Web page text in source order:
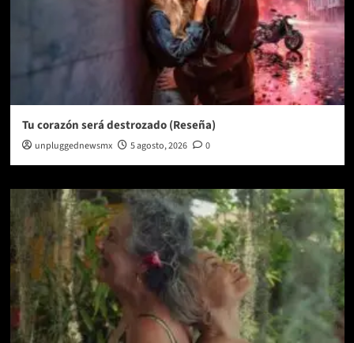
Tu corazón será destrozado (Reseña)
unpluggednewsmx 5 agosto, 2026 0